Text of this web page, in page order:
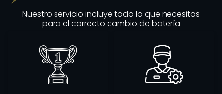
Nuestro servicio incluye todo lo que necesitas
para el correcto cambio de batería